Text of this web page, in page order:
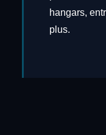
hangars,
plus.